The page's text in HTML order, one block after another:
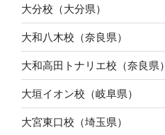
大分校（大分県）
大和八木校（奈良県）
大和高田トナリエ校（奈良県）
大垣イオン校（岐阜県）
大宮東口校（埼玉県）